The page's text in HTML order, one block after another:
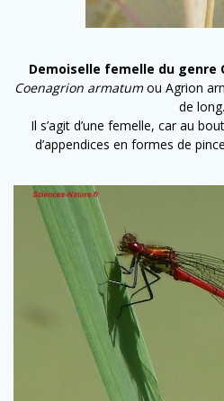
Demoiselle femelle du genre
Coenagrion armatumou Agrion
de long.
Il s’agit d’une femelle, car au
d’appendices en formes de